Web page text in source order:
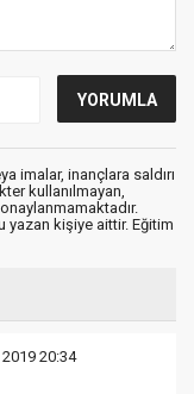
imalar, inançlara saldırı
kullanılmayan,
yazan kişiye aittir. Eğitim
20:34